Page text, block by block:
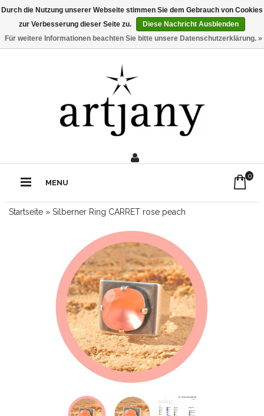
Rufe uns an:0211 - 210 310 2
MENU
0
Startseite » Silberner Ring CARRET rose peach
Durch die Nutzung unserer Webseite stimmen Sie dem Gebrauch von Cookies
zur Verbesserung dieser Seite zu.
Diese Nachricht Ausblenden
Für weitere Informationen beachten Sie bitte unsere Datenschutzerklärung. »